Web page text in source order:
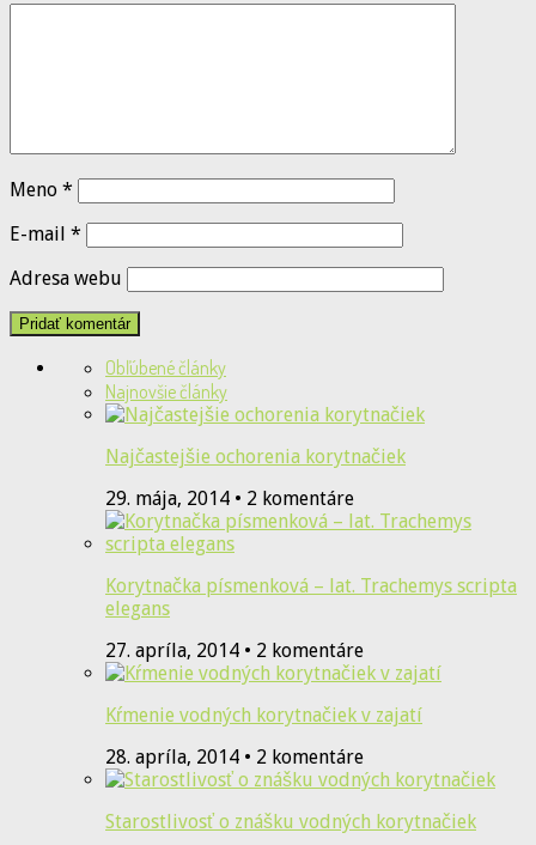
Meno *
E-mail *
Adresa webu
Obľúbené články
Najnovšie články
Najčastejšie ochorenia korytnačiek
29. mája, 2014 • 2 komentáre
Korytnačka písmenková – lat. Trachemys scripta
elegans
27. apríla, 2014 • 2 komentáre
Kŕmenie vodných korytnačiek v zajatí
28. apríla, 2014 • 2 komentáre
Starostlivosť o znášku vodných korytnačiek